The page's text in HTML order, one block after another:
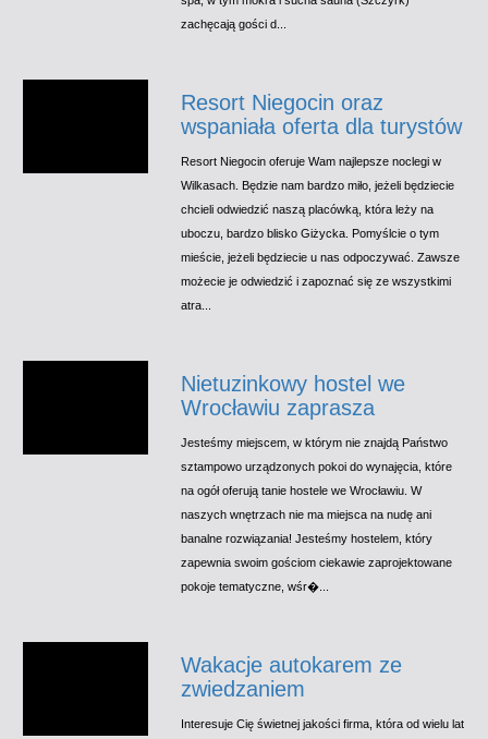
zachęcają gości d...
Resort Niegocin oraz
wspaniała oferta dla turystów
Resort Niegocin oferuje Wam najlepsze noclegi w
Wilkasach. Będzie nam bardzo miło, jeżeli będziecie
chcieli odwiedzić naszą placówką, która leży na
uboczu, bardzo blisko Giżycka. Pomyślcie o tym
mieście, jeżeli będziecie u nas odpoczywać. Zawsze
możecie je odwiedzić i zapoznać się ze wszystkimi
atra...
Nietuzinkowy hostel we
Wrocławiu zaprasza
Jesteśmy miejscem, w którym nie znajdą Państwo
sztampowo urządzonych pokoi do wynajęcia, które
na ogół oferują tanie hostele we Wrocławiu. W
naszych wnętrzach nie ma miejsca na nudę ani
banalne rozwiązania! Jesteśmy hostelem, który
zapewnia swoim gościom ciekawie zaprojektowane
pokoje tematyczne, wśr�...
Wakacje autokarem ze
zwiedzaniem
Interesuje Cię świetnej jakości firma, która od wielu lat